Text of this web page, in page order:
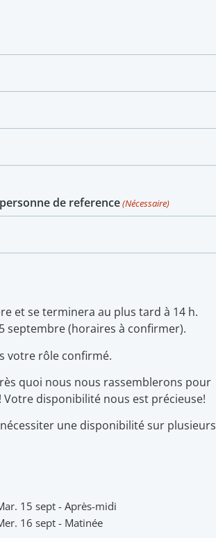
de reference(Nécessaire)
et se terminera au plus tard à 14 h.
septembre (horaires à confirmer).
votre rôle confirmé.
quoi nous nous rassemblerons pour
Votre disponibilité nous est précieuse!
une disponibilité sur plusieurs
15 sept - Après-midi
16 sept - Matinée